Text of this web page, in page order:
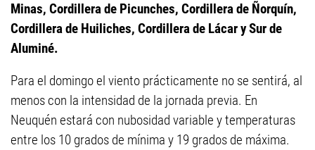
Minas, Cordillera de Picunches, Cordillera de Ñorquín,
Cordillera de Huiliches, Cordillera de Lácar y Sur de
Aluminé.
Para el domingo el viento prácticamente no se sentirá, al
menos con la intensidad de la jornada previa. En
Neuquén estará con nubosidad variable y temperaturas
entre los 10 grados de mínima y 19 grados de máxima.